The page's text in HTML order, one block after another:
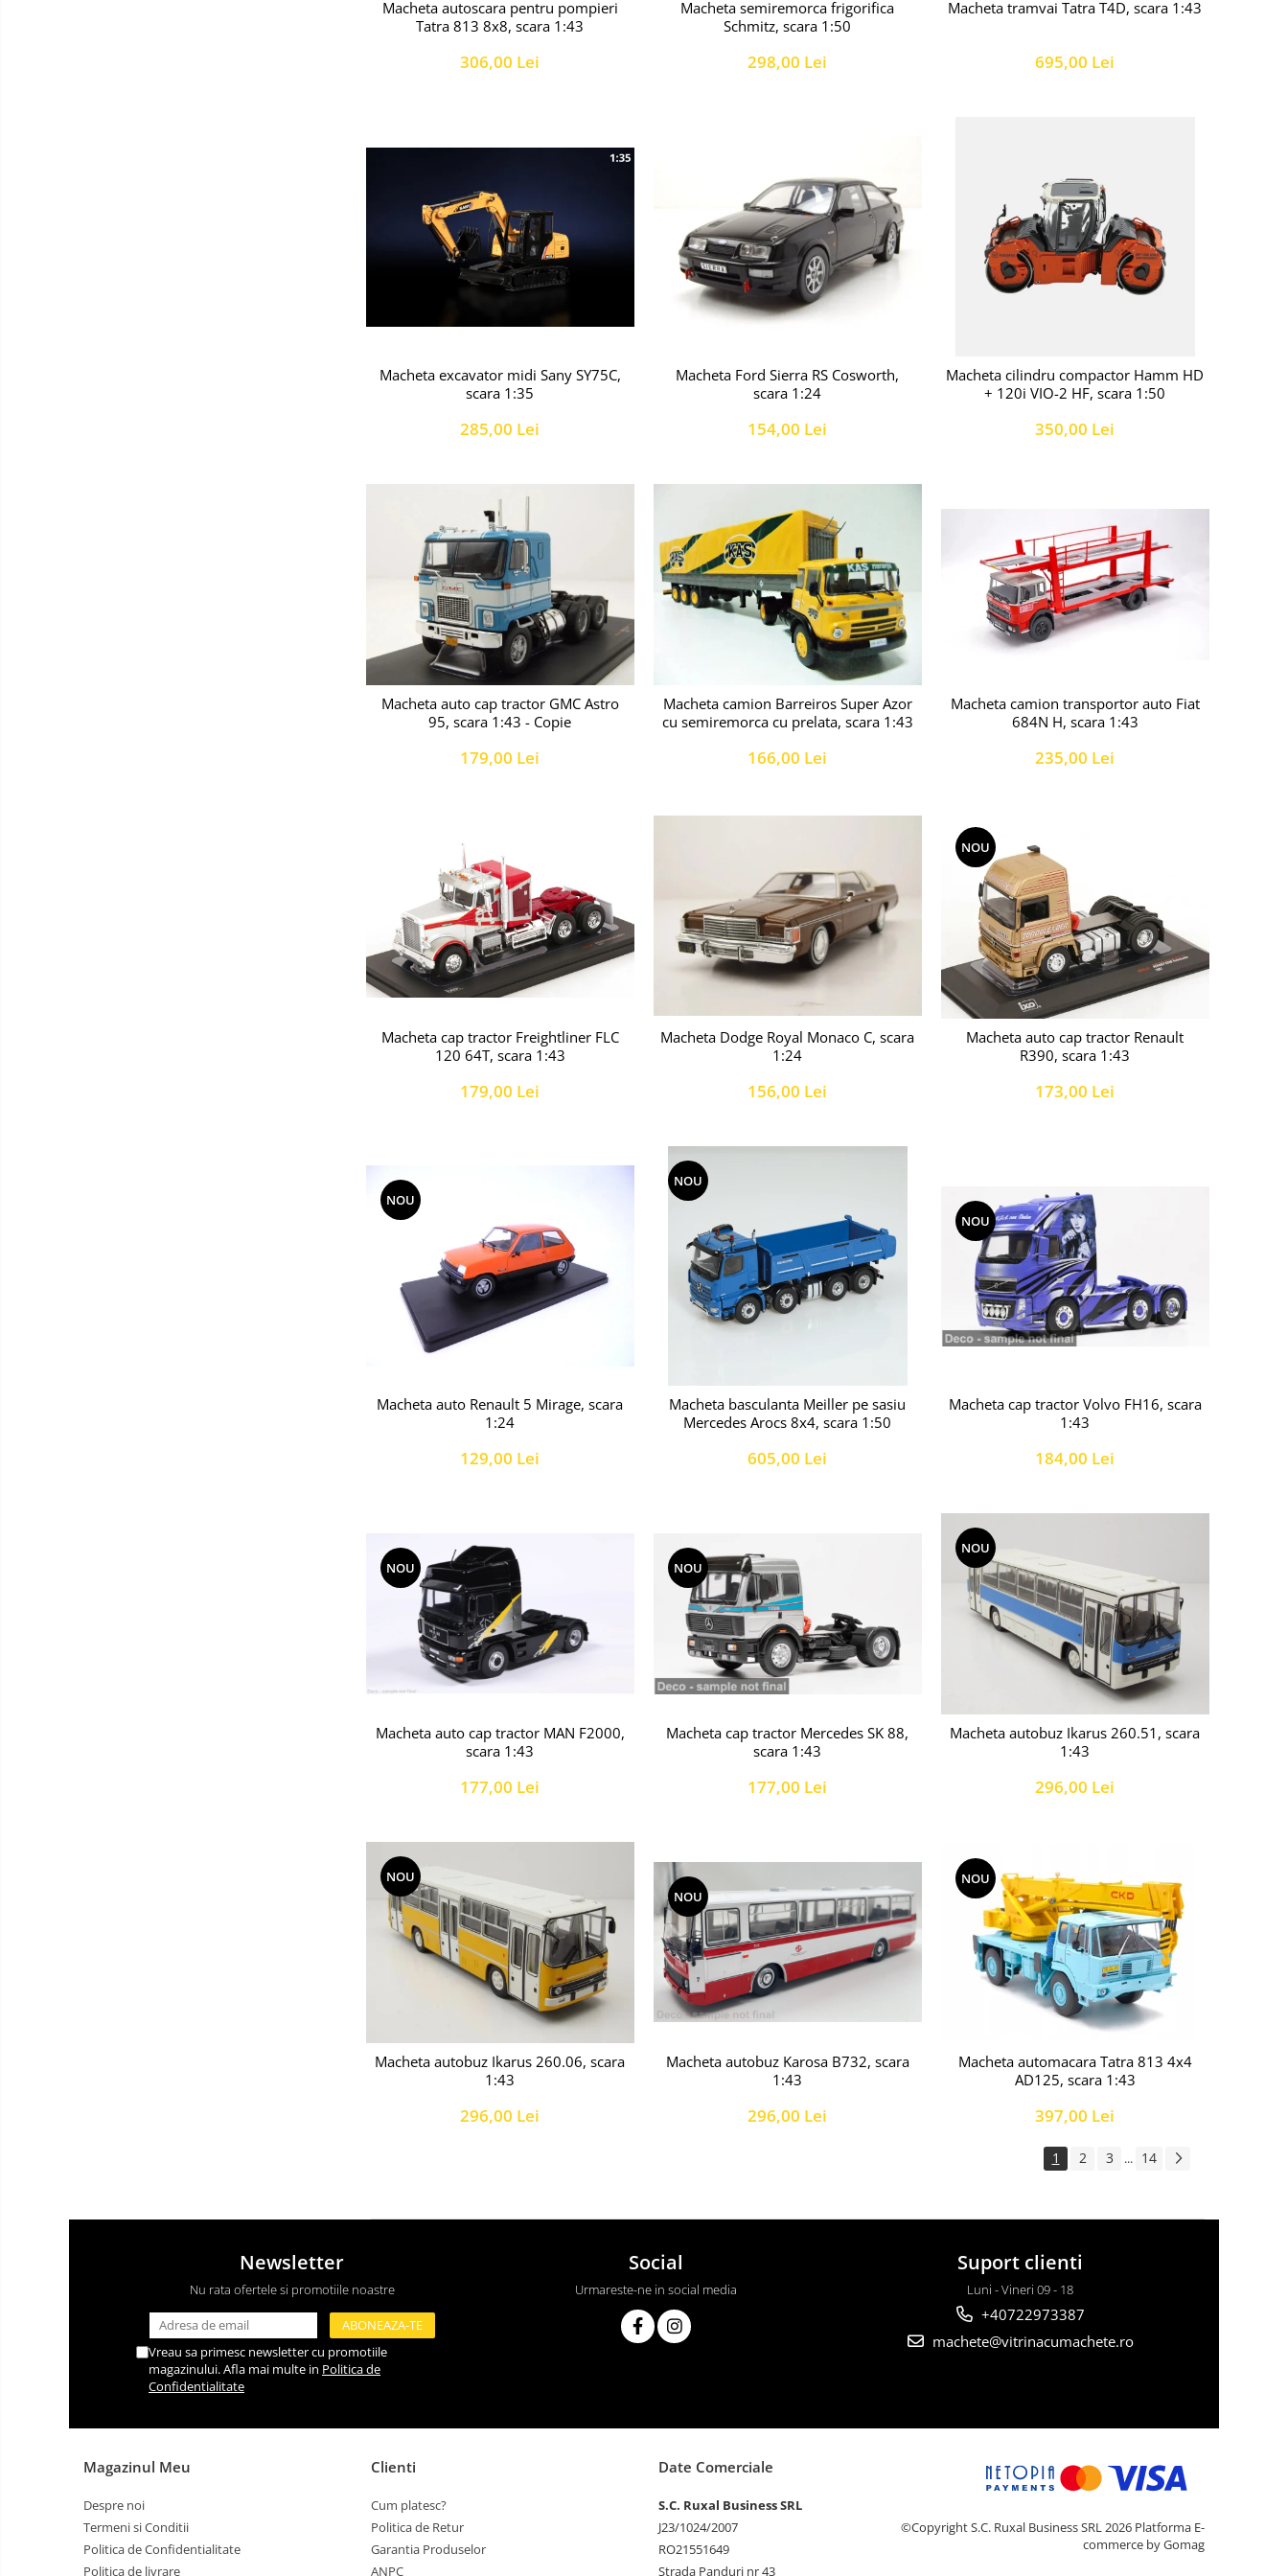
Macheta autoscara pentru pompieri
Tatra 813 8x8, scara 1:43
306,00 Lei
Macheta semiremorca frigorifica
Schmitz, scara 1:50
298,00 Lei
Macheta tramvai Tatra T4D, scara 1:43
695,00 Lei
Macheta excavator midi Sany SY75C,
scara 1:35
285,00 Lei
Macheta Ford Sierra RS Cosworth,
scara 1:24
154,00 Lei
Macheta cilindru compactor Hamm HD
+ 120i VIO-2 HF, scara 1:50
350,00 Lei
Macheta auto cap tractor GMC Astro
95, scara 1:43 - Copie
179,00 Lei
Macheta camion Barreiros Super Azor
cu semiremorca cu prelata, scara 1:43
166,00 Lei
Macheta camion transportor auto Fiat
684N H, scara 1:43
235,00 Lei
Macheta cap tractor Freightliner FLC
120 64T, scara 1:43
179,00 Lei
Macheta Dodge Royal Monaco C, scara
1:24
156,00 Lei
NOU
Macheta auto cap tractor Renault
R390, scara 1:43
173,00 Lei
NOU
Macheta auto Renault 5 Mirage, scara
1:24
129,00 Lei
NOU
Macheta basculanta Meiller pe sasiu
Mercedes Arocs 8x4, scara 1:50
605,00 Lei
NOU
Macheta cap tractor Volvo FH16, scara
1:43
184,00 Lei
NOU
Macheta auto cap tractor MAN F2000,
scara 1:43
177,00 Lei
NOU
Macheta cap tractor Mercedes SK 88,
scara 1:43
177,00 Lei
NOU
Macheta autobuz Ikarus 260.51, scara
1:43
296,00 Lei
NOU
Macheta autobuz Ikarus 260.06, scara
1:43
296,00 Lei
NOU
Macheta autobuz Karosa B732, scara
1:43
296,00 Lei
NOU
Macheta automacara Tatra 813 4x4
AD125, scara 1:43
397,00 Lei
1 2 3 ... 14
Newsletter
Nu rata ofertele si promotiile noastre
Vreau sa primesc newsletter cu promotiile
magazinului. Afla mai multe in Politica de
Confidentialitate
Social
Urmareste-ne in social media
Suport clienti
Luni - Vineri 09 - 18
+40722973387
machete@vitrinacumachete.ro
Magazinul Meu
Despre noi
Termeni si Conditii
Politica de Confidentialitate
Politica de livrare
Clienti
Cum platesc?
Politica de Retur
Garantia Produselor
ANPC
Date Comerciale
S.C. Ruxal Business SRL
J23/1024/2007
RO21551649
Strada Panduri nr 43
©Copyright S.C. Ruxal Business SRL 2026 Platforma E-
commerce by Gomag